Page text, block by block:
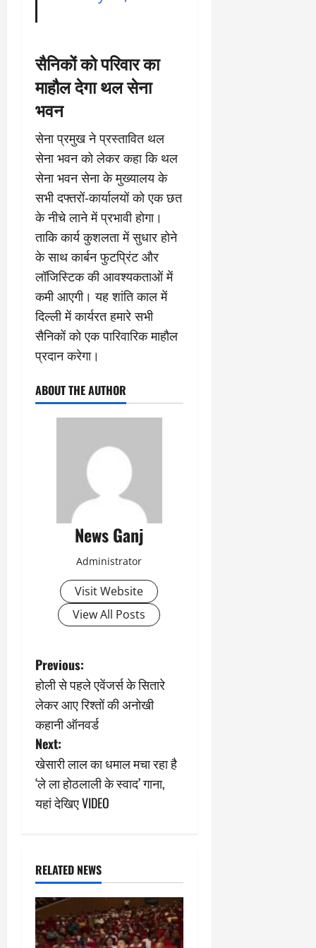
सैनिकों को परिवार का
माहौल देगा थल सेना
भवन
सेना प्रमुख ने प्रस्तावित थल
सेना भवन को लेकर कहा कि थल
सेना भवन सेना के मुख्यालय के
सभी दफ्तरों-कार्यालयों को एक छत
के नीचे लाने में प्रभावी होगा।
ताकि कार्य कुशलता में सुधार होने
के साथ कार्बन फुटप्रिंट और
लॉजिस्टिक की आवश्यकताओं में
कमी आएगी। यह शांति काल में
दिल्ली में कार्यरत हमारे सभी
सैनिकों को एक पारिवारिक माहौल
प्रदान करेगा।
ABOUT THE AUTHOR
News Ganj
Administrator
Visit Website
View All Posts
P
o
s
t
n
a
i
g
a
Previous:
होली से पहले एवेंजर्स के सितारे
लेकर आए रिश्तों की अनोखी
कहानी ऑनवर्ड
Next:
खेसारी लाल का धमाल मचा रहा है
‘ले ला होठलाली के स्वाद’ गाना,
यहां देखिए VIDEO
RELATED NEWS